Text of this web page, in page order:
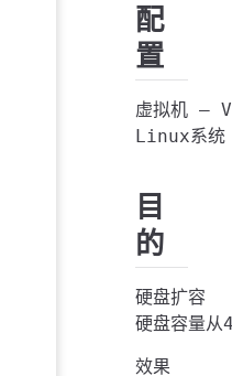
配
置
虚拟机 –
目
的
硬盘扩容
效果